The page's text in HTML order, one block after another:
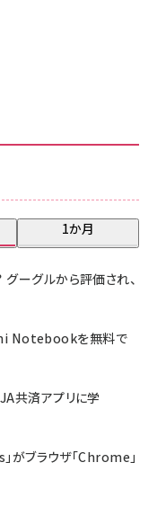
1か月
ーグルから評価され、
Notebookを無料で
共済アプリに学
ブラウザ「Chrome」